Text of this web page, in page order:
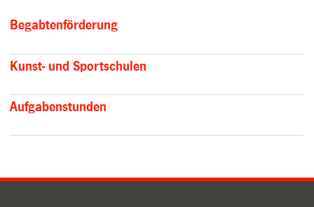
Begabtenförderung
Kunst- und Sportschulen
Aufgabenstunden